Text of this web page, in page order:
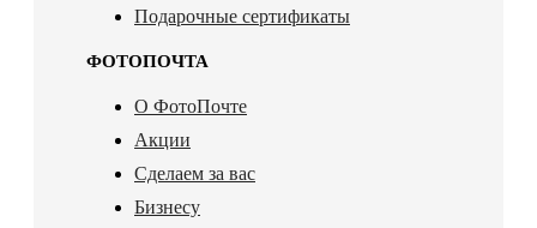
Подарочные сертификаты
ФОТОПОЧТА
О ФотоПочте
Акции
Сделаем за вас
Бизнесу